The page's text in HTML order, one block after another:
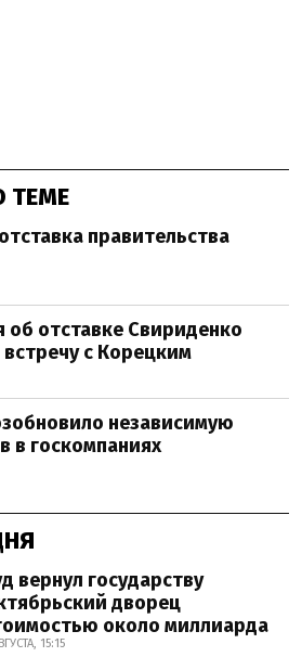
ТЕМЕ
правительства
об отставке Свириденко
с Корецким
независимую
в госкомпаниях
вернул государству
дворец
около миллиарда
15:15